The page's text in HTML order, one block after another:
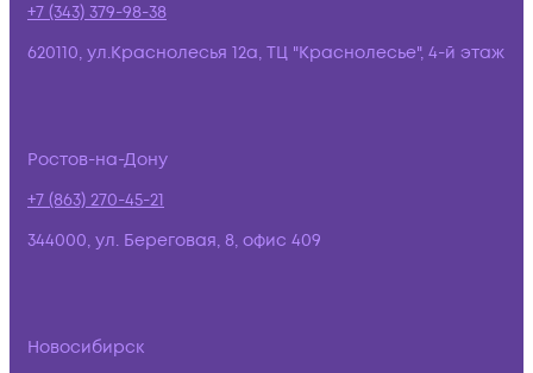
+7 (343) 379-98-38
620110, ул.Краснолесья 12а, ТЦ "Краснолесье", 4-й этаж
Ростов-на-Дону
+7 (863) 270-45-21
344000, ул. Береговая, 8, офис 409
Новосибирск